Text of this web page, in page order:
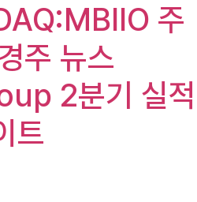
주
주 뉴스
2분기 실적
트